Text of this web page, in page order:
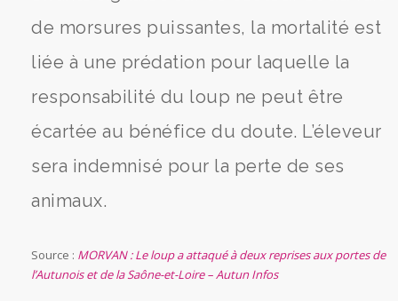
de morsures puissantes, la mortalité est
liée à une prédation pour laquelle la
responsabilité du loup ne peut être
écartée au bénéfice du doute. L’éleveur
sera indemnisé pour la perte de ses
animaux.
Source : MORVAN : Le loup a attaqué à deux reprises aux portes de
l’Autunois et de la Saône-et-Loire – Autun Infos